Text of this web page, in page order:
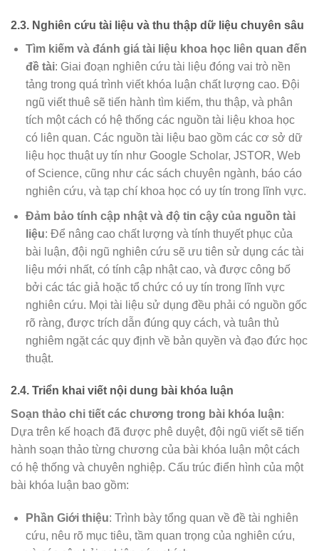
2.3. Nghiên cứu tài liệu và thu thập dữ liệu chuyên sâu
Tìm kiếm và đánh giá tài liệu khoa học liên quan đến
đề tài: Giai đoạn nghiên cứu tài liệu đóng vai trò nền
tảng trong quá trình viết khóa luận chất lượng cao. Đội
ngũ viết thuê sẽ tiến hành tìm kiếm, thu thập, và phân
tích một cách có hệ thống các nguồn tài liệu khoa học
có liên quan. Các nguồn tài liệu bao gồm các cơ sở dữ
liệu học thuật uy tín như Google Scholar, JSTOR, Web
of Science, cũng như các sách chuyên ngành, báo cáo
nghiên cứu, và tạp chí khoa học có uy tín trong lĩnh vực.
Đảm bảo tính cập nhật và độ tin cậy của nguồn tài
liệu: Để nâng cao chất lượng và tính thuyết phục của
bài luận, đội ngũ nghiên cứu sẽ ưu tiên sử dụng các tài
liệu mới nhất, có tính cập nhật cao, và được công bố
bởi các tác giả hoặc tổ chức có uy tín trong lĩnh vực
nghiên cứu. Mọi tài liệu sử dụng đều phải có nguồn gốc
rõ ràng, được trích dẫn đúng quy cách, và tuân thủ
nghiêm ngặt các quy định về bản quyền và đạo đức học
thuật.
2.4. Triển khai viết nội dung bài khóa luận
Soạn thảo chi tiết các chương trong bài khóa luận:
Dựa trên kế hoạch đã được phê duyệt, đội ngũ viết sẽ tiến
hành soạn thảo từng chương của bài khóa luận một cách
có hệ thống và chuyên nghiệp. Cấu trúc điển hình của một
bài khóa luận bao gồm:
Phần Giới thiệu: Trình bày tổng quan về đề tài nghiên
cứu, nêu rõ mục tiêu, tầm quan trọng của nghiên cứu,